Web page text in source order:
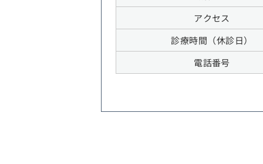
アクセス
診療時間（休診日）
電話番号